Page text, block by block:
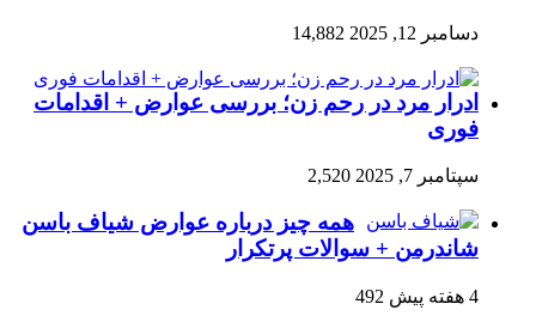
دسامبر 12, 2025 14,882
ادرار مرد در رحم زن؛ بررسی عوارض + اقدامات
فوری
سپتامبر 7, 2025 2,520
همه چیز درباره عوارض شیاف باسن
شاندرمن + سوالات پرتکرار
4 هفته پیش 492